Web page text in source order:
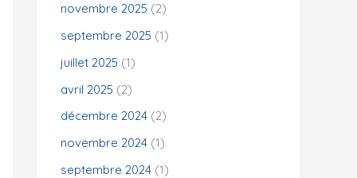
:
novembre 2025 (2)
septembre 2025 (1)
juillet 2025 (1)
avril 2025 (2)
décembre 2024 (2)
novembre 2024 (1)
septembre 2024 (1)